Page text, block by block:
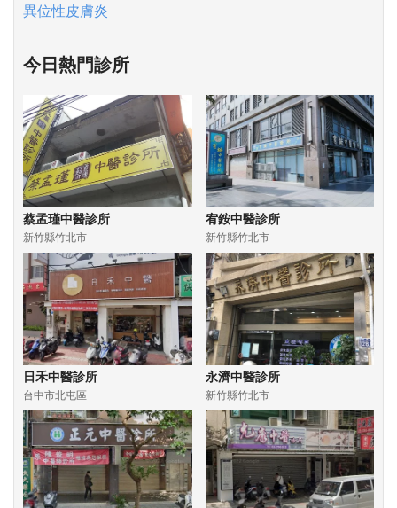
異位性皮膚炎
今日熱門診所
蔡孟瑾中醫診所
新竹縣竹北市
宥銨中醫診所
新竹縣竹北市
日禾中醫診所
台中市北屯區
永濟中醫診所
新竹縣竹北市